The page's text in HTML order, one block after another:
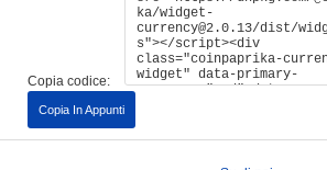
Copia codice:
Copia In Appunti